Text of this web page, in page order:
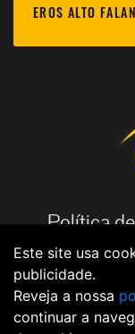
EROS ALTO
Política
cookies
Este site usa
publicidade.
Reveja a nossa
continuar a